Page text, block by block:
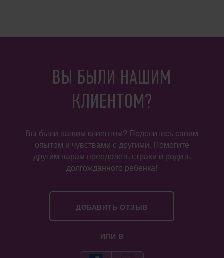
ВЫ БЫЛИ НАШИМ
КЛИЕНТОМ?
Вы были нашим клиентом? Поделитесь своим
опытом и чувствами с другими. Помогите
другим парам преодолеть страхи и родить
долгожданного ребенка!
ДОБАВИТЬ ОТЗЫВ
ИЛИ В